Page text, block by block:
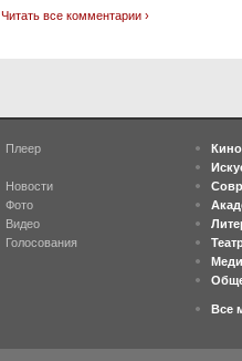
Читать все комментарии ›
Плеер
Новости
Фото
Видео
Голосования
Кино
Все